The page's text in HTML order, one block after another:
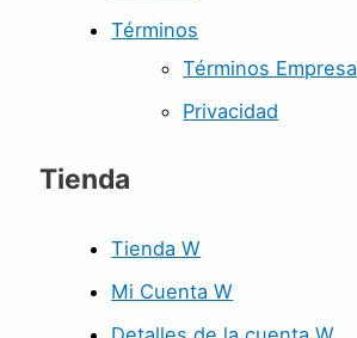
Términos
Términos Empresa
Privacidad
Tienda
Tienda W
Mi Cuenta W